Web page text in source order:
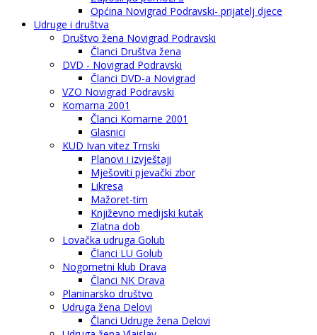
Općina Novigrad Podravski- prijatelj djece
Udruge i društva
Društvo žena Novigrad Podravski
Članci Društva žena
DVD - Novigrad Podravski
Članci DVD-a Novigrad
VZO Novigrad Podravski
Komarna 2001
Članci Komarne 2001
Glasnici
KUD Ivan vitez Trnski
Planovi i izvještaji
Mješoviti pjevački zbor
Likresa
Mažoret-tim
Književno medijski kutak
Zlatna dob
Lovačka udruga Golub
Članci LU Golub
Nogometni klub Drava
Članci NK Drava
Planinarsko društvo
Udruga žena Delovi
Članci Udruge žena Delovi